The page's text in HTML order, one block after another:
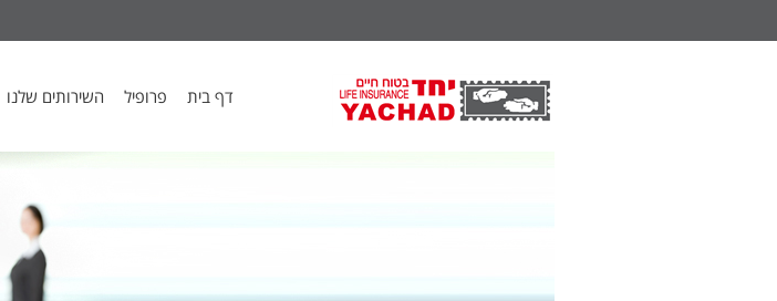
דף בית פרופיל השירותים שלנו